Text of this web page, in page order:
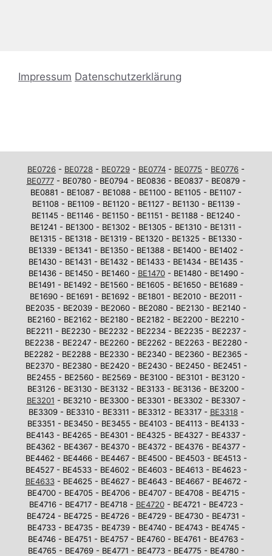
Impressum Datenschutzerklärung
BE0726 - BE0728 - BE0729 - BE0774 - BE0775 - BE0776 -
BE0777- BE0780 - BE0794 - BE0836 - BE0837 - BE0879 -
BE0881 - BE1087 - BE1088 - BE1100 - BE1105 - BE1107 -
BE1108 - BE1109 - BE1120 - BE1127 - BE1130 - BE1139 -
BE1145 - BE1146 - BE1150 - BE1151 - BE1188 - BE1240 -
BE1241 - BE1300 - BE1302 - BE1305 - BE1310 - BE1311 -
BE1315 - BE1318 - BE1319 - BE1320 - BE1325 - BE1330 -
BE1339 - BE1341 - BE1350 - BE1388 - BE1400 - BE1402 -
BE1430 - BE1431 - BE1432 - BE1433 - BE1434 - BE1435 -
BE1436 - BE1450 - BE1460 - BE1470- BE1480 - BE1490 -
BE1491 - BE1492 - BE1560 - BE1605 - BE1650 - BE1689 -
BE1690 - BE1691 - BE1692 - BE1801 - BE2010 - BE2011 -
BE2035 - BE2039 - BE2060 - BE2080 - BE2130 - BE2140 -
BE2160 - BE2162 - BE2180 - BE2182 - BE2200 - BE2210 -
BE2211 - BE2230 - BE2232 - BE2234 - BE2235 - BE2237 -
BE2238 - BE2247 - BE2260 - BE2262 - BE2263 - BE2280 -
BE2282 - BE2288 - BE2330 - BE2340 - BE2360 - BE2365 -
BE2370 - BE2380 - BE2420 - BE2430 - BE2450 - BE2451 -
BE2455 - BE2560 - BE2569 - BE3100 - BE3101 - BE3120 -
BE3126 - BE3130 - BE3132 - BE3133 - BE3136 - BE3200 -
BE3201 - BE3210 - BE3300 - BE3301 - BE3302 - BE3307 -
BE3309 - BE3310 - BE3311 - BE3312 - BE3317 - BE3318-
BE3351 - BE3450 - BE3455 - BE4103 - BE4113 - BE4133 -
BE4143 - BE4265 - BE4301 - BE4325 - BE4327 - BE4337 -
BE4362 - BE4367 - BE4370 - BE4372 - BE4376 - BE4377 -
BE4462 - BE4466 - BE4467 - BE4500 - BE4503 - BE4513 -
BE4527 - BE4533 - BE4602 - BE4603 - BE4613 - BE4623 -
BE4633- BE4625 - BE4627 - BE4643 - BE4667 - BE4672 -
BE4700 - BE4705 - BE4706 - BE4707 - BE4708 - BE4715 -
BE4716 - BE4717 - BE4718 - BE4720- BE4721 - BE4723 -
BE4724 - BE4725 - BE4726 - BE4729 - BE4730 - BE4731 -
BE4733 - BE4735 - BE4739 - BE4740 - BE4743 - BE4745 -
BE4746 - BE4751 - BE4757 - BE4760 - BE4761 - BE4763 -
BE4765 - BE4769 - BE4771 - BE4773 - BE4775 - BE4780 -